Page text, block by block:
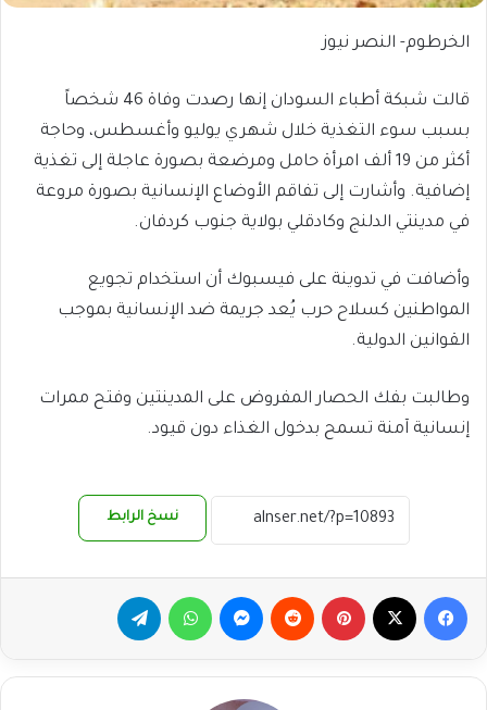
الخرطوم- النصر نيوز
قالت شبكة أطباء السودان إنها رصدت وفاة 46 شخصاً
بسبب سوء التغذية خلال شهري يوليو وأغسطس، وحاجة
أكثر من 19 ألف امرأة حامل ومرضعة بصورة عاجلة إلى تغذية
إضافية. وأشارت إلى تفاقم الأوضاع الإنسانية بصورة مروعة
في مدينتي الدلنج وكادقلي بولاية جنوب كردفان.
وأضافت في تدوينة على فيسبوك أن استخدام تجويع
المواطنين كسلاح حرب يُعد جريمة ضد الإنسانية بموجب
القوانين الدولية.
وطالبت بفك الحصار المفروض على المدينتين وفتح ممرات
إنسانية آمنة تسمح بدخول الغذاء دون قيود.
نسخ الرابط
فيسبوك بينتيريست ماسنجر واتساب